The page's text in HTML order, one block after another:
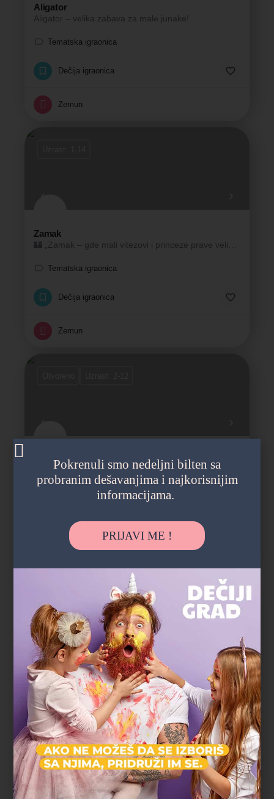
Aligator
Aligator – velika zabava za male junake!
Tematska igraonica
Dečija igraonica
Zemun
Zamak
Tematska igraonica
Dečija igraonica
Zemun
Aquarius
“More radosti, okean smeha!”
Tematska igraonica
Dečija igraonica
Okean
"Okean – zaronite u svet igre i zabave! 🌊🎉"
Tematska igraonica
Otvoreno Uzrast: 1-12
Dečija igraonica
Savski Venac
Pokrenuli smo nedeljni bilten sa
probranim dešavanjima i najkorisnijim
informacijama.
PRIJAVI ME !